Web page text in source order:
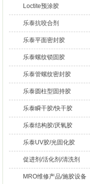
Loctite预涂胶
乐泰抗咬合剂
乐泰平面密封胶
乐泰螺纹锁固胶
乐泰管螺纹密封胶
乐泰圆柱型固持胶
乐泰瞬干胶/快干胶
乐泰结构胶/厌氧胶
乐泰UV胶/光固化胶
促进剂/活化剂/清洗剂
MRO维修产品/施胶设备